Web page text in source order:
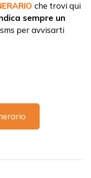
che trovi qui
sempre un
per avvisarti